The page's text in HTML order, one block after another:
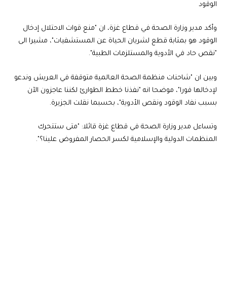
الوقود
وأكد مدير وزارة الصحة في قطاع غزة، ان "منع قوات الاحتلال إدخال
الوقود هو بمثابة قطع لشريان الحياة عن المستشفيات"، مشيرا الى
"نقص حاد في الأدوية والمستلزمات الطبية".
وبين ان "شاحنات منظمة الصحة العالمية متوقفة في العريش وندعو
لإدخالها فورا"، موضحا انه "نفذنا خطط الطوارئ لكننا عاجزون الآن
بسبب نفاد الوقود ونقص الأدوية"، بحسبما نقلت الجزيرة.
وتساءل مدير وزارة الصحة في قطاع غزة قائلا: "متى ستتحرك
المنظمات الدولية والإسلامية لكسر الحصار المفروض علينا؟".